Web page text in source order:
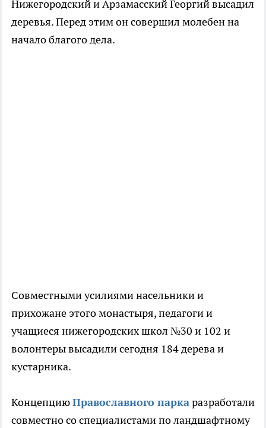
Нижегородский и Арзамасский Георгий высадил
деревья. Перед этим он совершил молебен на
начало благого дела.
Совместными усилиями насельники и
прихожане этого монастыря, педагоги и
учащиеся нижегородских школ №30 и 102 и
волонтеры высадили сегодня 184 дерева и
кустарника.
КонцепциюПравославного паркаразработали
совместно со специалистами по ландшафтному